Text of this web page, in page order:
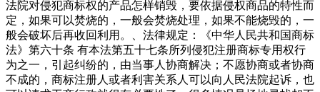
法院对侵犯商标权的产品怎样销毁，要依据侵权商品的特性而
定，如果可以焚烧的，一般会焚烧处理，如果不能烧毁的，一
般会破坏后再收回利用。、法律规定：《中华人民共和国商标
法》第六十条 有本法第五十七条所列侵犯注册商标专用权行
为之一，引起纠纷的，由当事人协商解决；不愿协商或者协商
不成的，商标注册人或者利害关系人可以向人民法院起诉，也